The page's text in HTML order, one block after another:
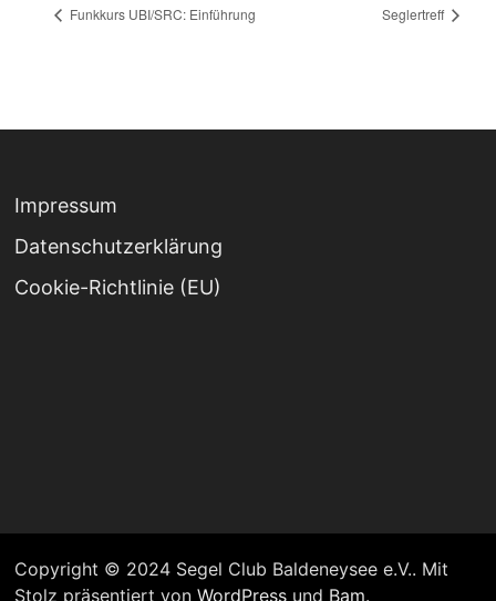
Funkkurs UBI/SRC: Einführung Seglertreff
Impressum
Datenschutz­erklärung
Cookie-Richtlinie (EU)
Copyright © 2024 Segel Club Baldeneysee e.V.. Mit
Stolz präsentiert vonWordPress und Bam.